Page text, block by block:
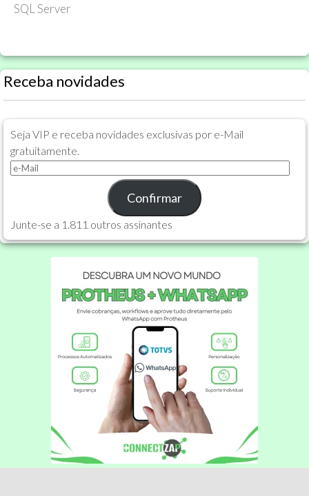
SQL Server
Receba novidades
Seja VIP e receba novidades exclusivas por e-Mail
gratuitamente.
e-
Confirmar
Junte-se a 1.811 outros assinantes